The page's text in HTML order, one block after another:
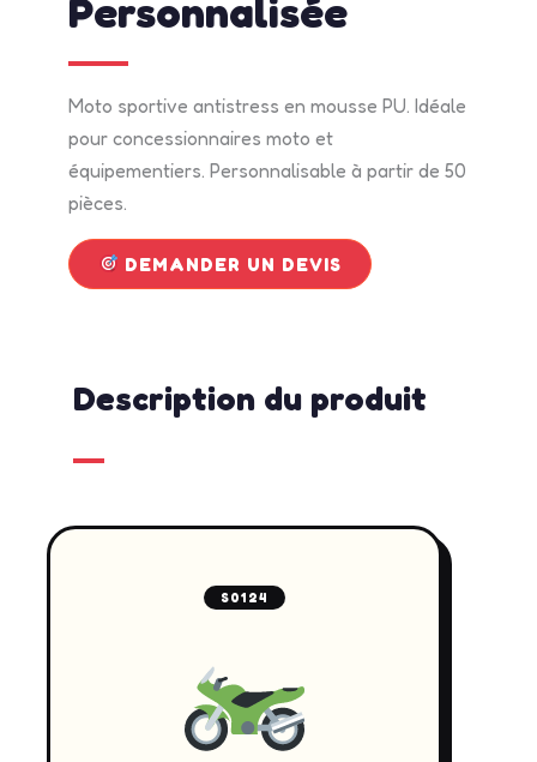
Personnalisée
Moto sportive antistress en mousse PU. Idéale
pour concessionnaires moto et
équipementiers. Personnalisable à partir de 50
pièces.
DEMANDER UN DEVIS
Description du produit
S0124